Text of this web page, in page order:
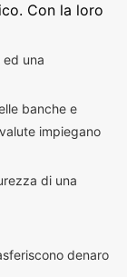
Con la loro
una
banche e
impiegano
di una
denaro